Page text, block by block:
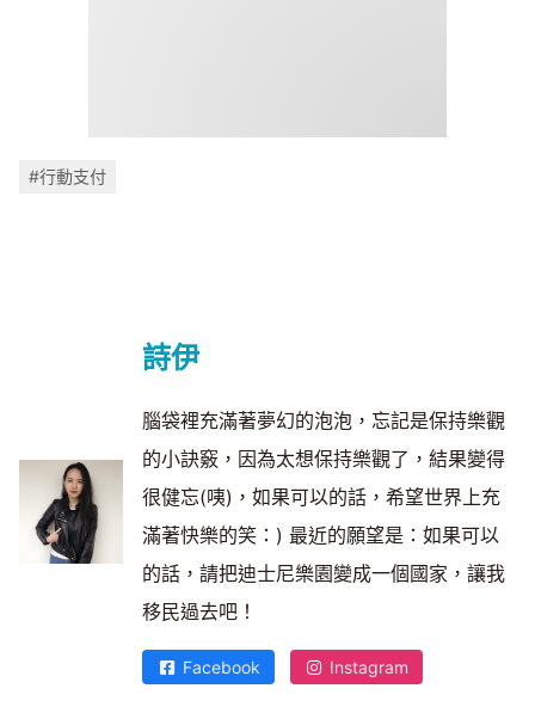
#行動支付
詩伊
腦袋裡充滿著夢幻的泡泡，忘記是保持樂觀
的小訣竅，因為太想保持樂觀了，結果變得
很健忘(咦)，如果可以的話，希望世界上充
滿著快樂的笑：) 最近的願望是：如果可以
的話，請把迪士尼樂園變成一個國家，讓我
移民過去吧！
Facebook Instagram